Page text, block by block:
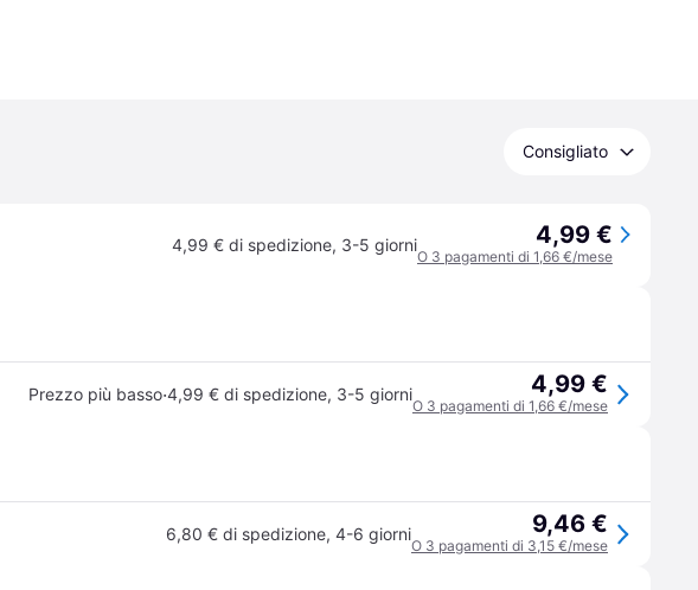
Consigliato
4,99 € di spedizione, 3-5 giorni 4,99 €
O 3 pagamenti di 1,66 €/mese
Prezzo più basso·4,99 € di spedizione, 3-5 giorni 4,99 €
O 3 pagamenti di 1,66 €/mese
6,80 € di spedizione, 4-6 giorni 9,46 €
O 3 pagamenti di 3,15 €/mese